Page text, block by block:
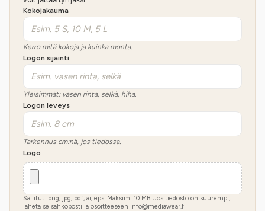
Kokojakauma
Kerro mitä kokoja ja kuinka monta.
Logon sijainti
Yleisimmät: vasen rinta, selkä, hiha.
Logon leveys
Tarkennus cm:nä, jos tiedossa.
Logo
Sallitut: png, jpg, pdf, ai, eps. Maksimi 10 MB. Jos tiedosto on suurempi,
lähetä se sähköpostilla osoitteeseen info@mediawear.fi